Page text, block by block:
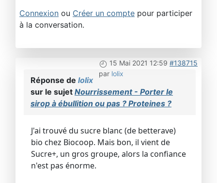
Connexion ou Créer un compte pour participer
à la conversation.
15 Mai 2021 12:59 #138715
par lolix
Réponse de lolix
sur le sujet Nourrissement - Porter le
sirop à ébullition ou pas ? Proteines ?
J'ai trouvé du sucre blanc (de betterave)
bio chez Biocoop. Mais bon, il vient de
Sucre+, un gros groupe, alors la confiance
n'est pas énorme.